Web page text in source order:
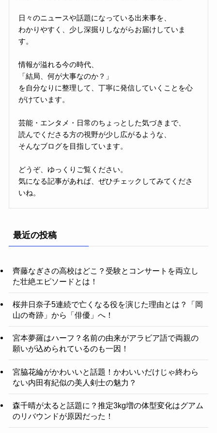
日々のニュースや話題になっている出来事を、
わかりやすく、少し深掘りしながらお届けしていま
す。
情報が溢れる今の時代、
「結局、何が大事なのか？」
を自分なりに整理して、丁寧に発信していくことを心
がけています。
芸能・エンタメ・日常のちょっとした気づきまで、
読んでくださる方の視野が少し広がるような、
そんなブログを目指しています。
どうぞ、ゆっくりご覧ください。
気になる記事があれば、ぜひチェックしてみてくださ
いね。
最近の投稿
齊藤なぎさの高校はどこ？受験とコンサートを両立し
た壮絶エピソードとは！
桜井日奈子5連続で亡くなる役を演じた理由とは？「岡
山の奇跡」から「俳優」へ！
宮本夢羅はハーフ？名前の由来がアラビア語で両親の
願いが込められているのも一因！
宮脇花綸がかわいいと話題！かわいいだけじゃ終わら
ない内田有紀似の美人剣士の魅力？
森千晴が太ると話題に？推定3kg増の体型変化はグアム
のリバウンドが原因だった！